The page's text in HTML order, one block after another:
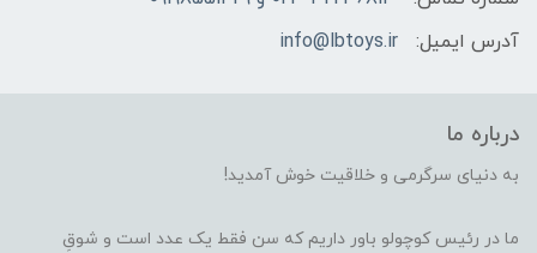
آدرس ایمیل:
info@lbtoys.ir
درباره ما
به دنیای سرگرمی و خلاقیت خوش آمدید!
ما در رئیس کوچولو باور داریم که سن فقط یک عدد است و شوقِ